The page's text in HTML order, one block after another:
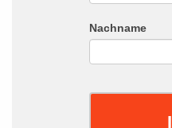
Nachname